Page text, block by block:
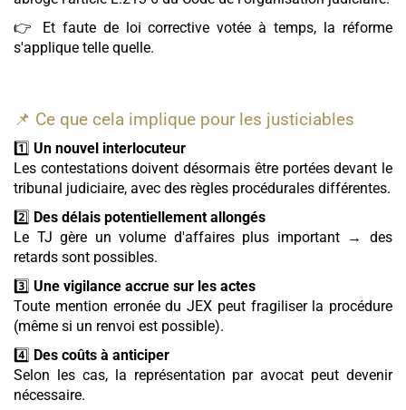
👉 Et faute de loi corrective votée à temps, la réforme
s'applique telle quelle.
📌 Ce que cela implique pour les justiciables
1️⃣ Un nouvel interlocuteur
Les contestations doivent désormais être portées devant le
tribunal judiciaire, avec des règles procédurales différentes.
2️⃣ Des délais potentiellement allongés
Le TJ gère un volume d'affaires plus important → des
retards sont possibles.
3️⃣ Une vigilance accrue sur les actes
Toute mention erronée du JEX peut fragiliser la procédure
(même si un renvoi est possible).
4️⃣ Des coûts à anticiper
Selon les cas, la représentation par avocat peut devenir
nécessaire.